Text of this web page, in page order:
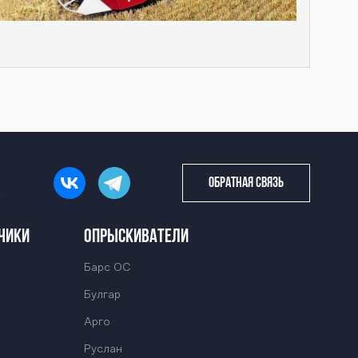
ОБРАТНАЯ СВЯЗЬ
Опрыскиватели
Барс ОС
Булгар
Арго
Руслан